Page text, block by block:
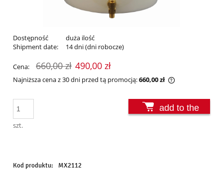
Dostępność
duża ilość
Shipment date:
14 dni (dni robocze)
Cena: 660,00 zł 490,00 zł
Najniższa cena z 30 dni przed tą promocją:660,00 zł
30 dni,
momentu,
sprzedaży.
szt.
add to the
Kod produktu: MX2112